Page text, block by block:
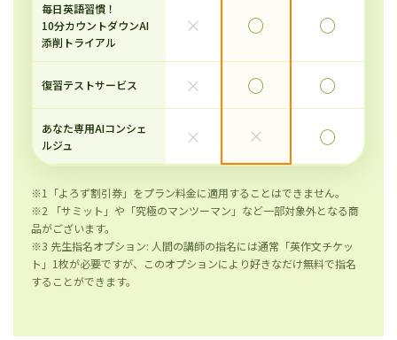
毎日英語習慣！
10分カウントダウンAI
添削トライアル
× ◯ ◯
復習テストサービス × ◯ ◯
あなた専用AIコンシェ
ルジュ
× × ◯
※1「よろず割引券」をプラン料金に適用することはできません。
※2 「サミット」や「究極のマンツーマン」など一部対象外となる商
品がございます。
※3 先生指名オプション: 人間の講師の指名には通常「英作文チケッ
ト」1枚が必要ですが、このオプションにより好きなだけ無料で指名
することができます。